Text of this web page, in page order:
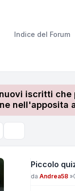
Indice del Forum
iscritti
nell'apposita
Piccolo
Messaggio
da Andrea58 »